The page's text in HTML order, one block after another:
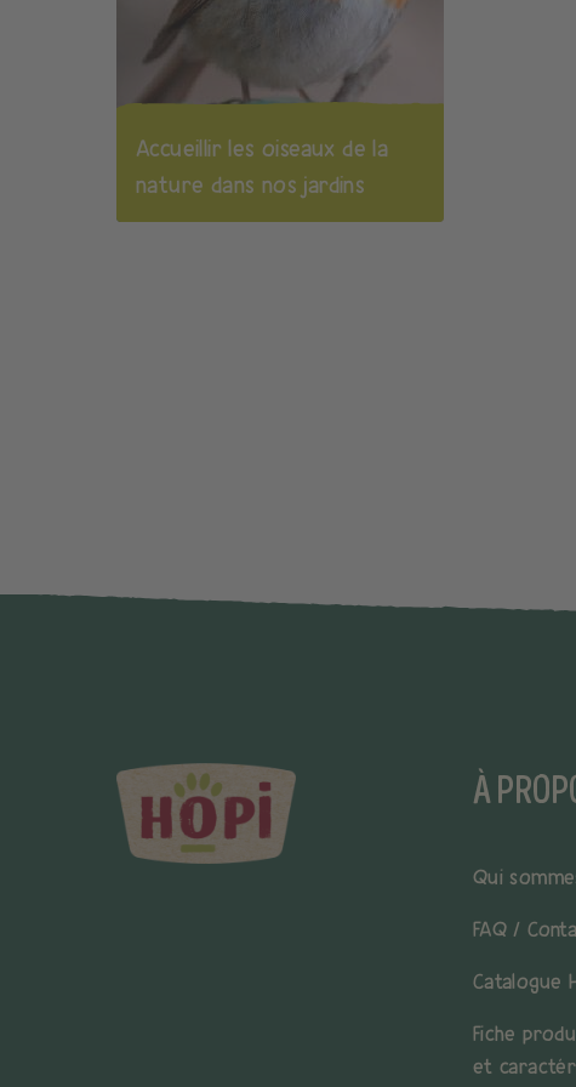
Accueillir les oiseaux de la
nature dans nos jardins
À
Qui
FAQ /
Catalogue
Fiche
et